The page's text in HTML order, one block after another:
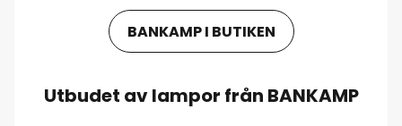
BANKAMP I BUTIKEN
Utbudet av lampor från BANKAMP